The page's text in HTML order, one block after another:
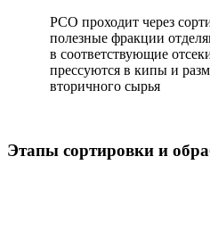
РСО проходит через
полезные фракции
в соответствующие
прессуются в кипы и
вторичного сырья
Этапы сортировки и